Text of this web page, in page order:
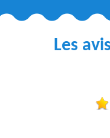
Les